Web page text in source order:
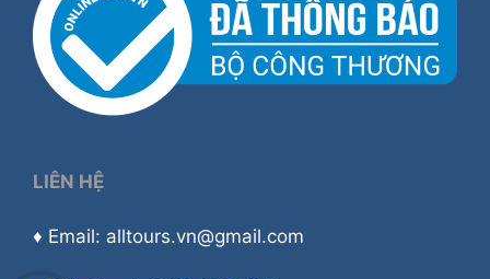
LIÊN HỆ
♦ Email: alltours.vn@gmail.com